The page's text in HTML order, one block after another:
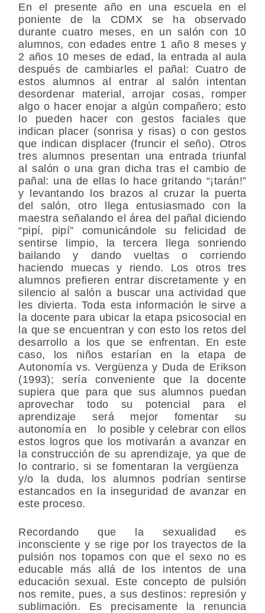
En el presente año en una escuela en el
poniente de la CDMX se ha observado
durante cuatro meses, en un salón con 10
alumnos, con edades entre 1 año 8 meses y
2 años 10 meses de edad, la entrada al aula
después de cambiarles el pañal: Cuatro de
estos alumnos al entrar al salón intentan
desordenar material, arrojar cosas, romper
algo o hacer enojar a algún compañero; esto
lo pueden hacer con gestos faciales que
indican placer (sonrisa y risas) o con gestos
que indican displacer (fruncir el seño). Otros
tres alumnos presentan una entrada triunfal
al salón o una gran dicha tras el cambio de
pañal: una de ellas lo hace gritando “¡tarán!”
y levantando los brazos al cruzar la puerta
del salón, otro llega entusiasmado con la
maestra señalando el área del pañal diciendo
“pipí, pipí” comunicándole su felicidad de
sentirse limpio, la tercera llega sonriendo
bailando y dando vueltas o corriendo
haciendo muecas y riendo. Los otros tres
alumnos prefieren entrar discretamente y en
silencio al salón a buscar una actividad que
les divierta. Toda esta información le sirve a
la docente para ubicar la etapa psicosocial en
la que se encuentran y con esto los retos del
desarrollo a los que se enfrentan. En este
caso, los niños estarían en la etapa de
Autonomía vs. Vergüenza y Duda de Erikson
(1993); sería conveniente que la docente
supiera que para que sus alumnos puedan
aprovechar todo su potencial para el
aprendizaje será mejor fomentar su
autonomía en lo posible y celebrar con ellos
estos logros que los motivarán a avanzar en
la construcción de su aprendizaje, ya que de
lo contrario, si se fomentaran la vergüenza
y/o la duda, los alumnos podrían sentirse
estancados en la inseguridad de avanzar en
este proceso.
Recordando que la sexualidad es
inconsciente y se rige por los trayectos de la
pulsión nos topamos con que el sexo no es
educable más allá de los intentos de una
educación sexual. Este concepto de pulsión
nos remite, pues, a sus destinos: represión y
sublimación. Es precisamente la renuncia